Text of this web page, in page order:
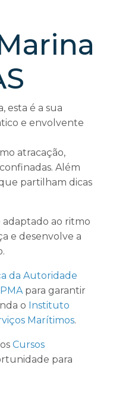
esta é a sua
e envolvente
atracação,
Além
partilham dicas
ao ritmo
e desenvolve a
da Autoridade
para garantir
o Instituto
Marítimos.
Cursos
para